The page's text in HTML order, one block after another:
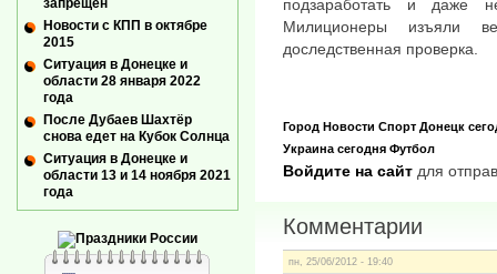
подзаработать и даже
Милиционеры изъяли
доследственная проверка.
Город Новости Спорт Донецк
Украина сегодня Футбол
Войдите на сайт для
Комментарии
пн, 25/06/2012 - 19:40
Новости с КПП в октябре
2015
Ситуация в Донецке и
области 28 января 2022
года
После Дубаев Шахтёр
снова едет на Кубок Солнца
Ситуация в Донецке и
области 13 и 14 ноября 2021
года